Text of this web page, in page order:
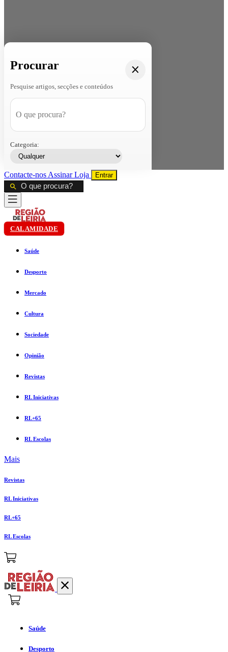
Procurar
Pesquise artigos, secções e conteúdos
Categoria:
Contacte-nos AssinarLoja Entrar
CALAMIDADE
Saúde
Desporto
Mercado
Cultura
Sociedade
Opinião
Revistas
RL Iniciativas
RL+65
RL Escolas
Mais
Revistas
RL Iniciativas
RL+65
RL Escolas
Saúde
Desporto